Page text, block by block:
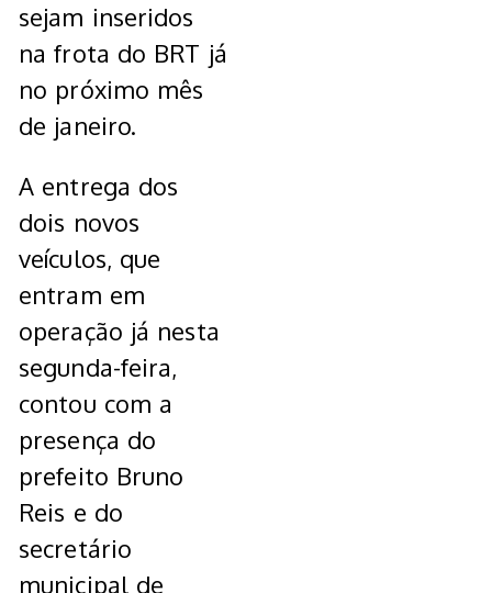
sejam inseridos
na frota do BRT já
no próximo mês
de janeiro.
A entrega dos
dois novos
veículos, que
entram em
operação já nesta
segunda-feira,
contou com a
presença do
prefeito Bruno
Reis e do
secretário
municipal de